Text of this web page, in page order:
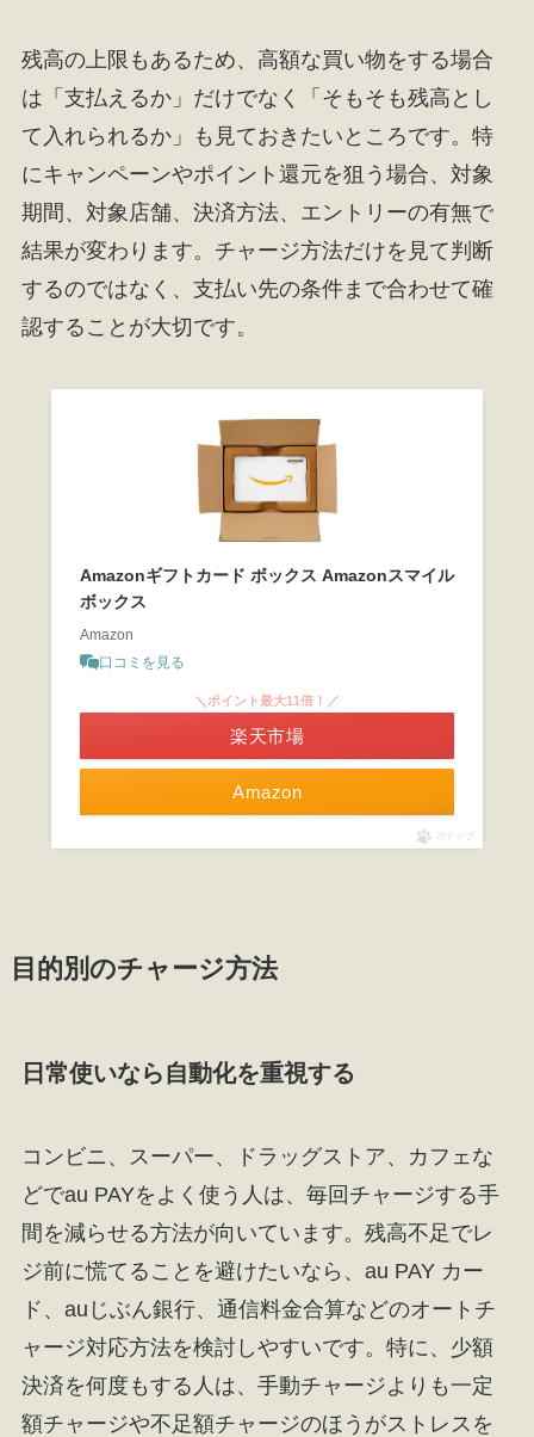
残高の上限もあるため、高額な買い物をする場合
は「支払えるか」だけでなく「そもそも残高とし
て入れられるか」も見ておきたいところです。特
にキャンペーンやポイント還元を狙う場合、対象
期間、対象店舗、決済方法、エントリーの有無で
結果が変わります。チャージ方法だけを見て判断
するのではなく、支払い先の条件まで合わせて確
認することが大切です。
Amazonギフトカード ボックス Amazonスマイル
ボックス
Amazon
口コミを見る
Amazon
＼ポイント最大11倍！／
楽天市場
ポチップ
目的別のチャージ方法
日常使いなら自動化を重視する
コンビニ、スーパー、ドラッグストア、カフェな
どでau PAYをよく使う人は、毎回チャージする手
間を減らせる方法が向いています。残高不足でレ
ジ前に慌てることを避けたいなら、au PAY カー
ド、auじぶん銀行、通信料金合算などのオートチ
ャージ対応方法を検討しやすいです。特に、少額
決済を何度もする人は、手動チャージよりも一定
額チャージや不足額チャージのほうがストレスを